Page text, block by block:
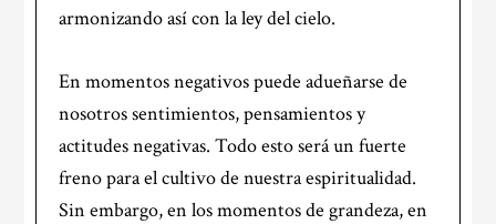
armonizando así con la ley del cielo.
En momentos negativos puede adueñarse de
nosotros sentimientos, pensamientos y
actitudes negativas. Todo esto será un fuerte
freno para el cultivo de nuestra espiritualidad.
Sin embargo, en los momentos de grandeza, en